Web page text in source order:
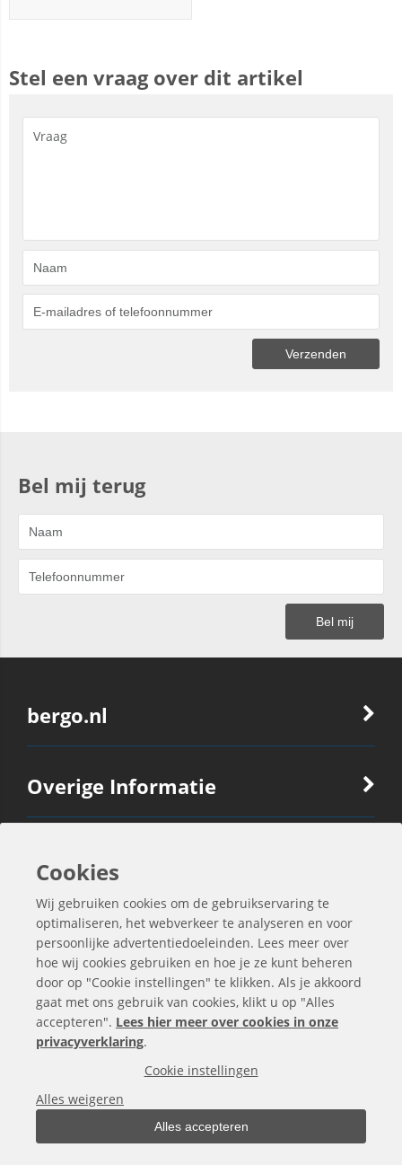
Stel een vraag over dit artikel
Bel mij terug
bergo.nl
Overige Informatie
Ook Interessant
Contactgegevens
Alle bedragen zijn exclusief BTW
Cookies
Wij gebruiken cookies om de gebruikservaring te
optimaliseren, het webverkeer te analyseren en voor
persoonlijke advertentiedoeleinden. Lees meer over
hoe wij cookies gebruiken en hoe je ze kunt beheren
door op "Cookie instellingen" te klikken. Als je akkoord
gaat met ons gebruik van cookies, klikt u op "Alles
accepteren". Lees hier meer over cookies in onze
privacyverklaring.
Cookie instellingen
Alles weigeren
Alles accepteren